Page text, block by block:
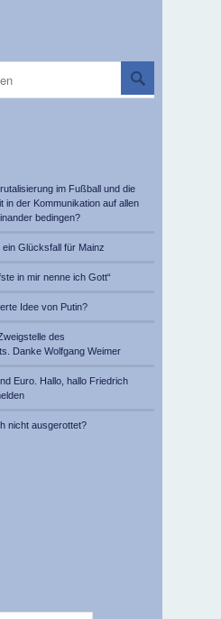
im Fußball und die
in der Kommunikation auf allen
bedingen?
Glücksfall für Mainz
in mir nenne ich Gott“
Idee von Putin?
des
Danke Wolfgang Weimer
Euro. Hallo, hallo Friedrich
nicht ausgerottet?